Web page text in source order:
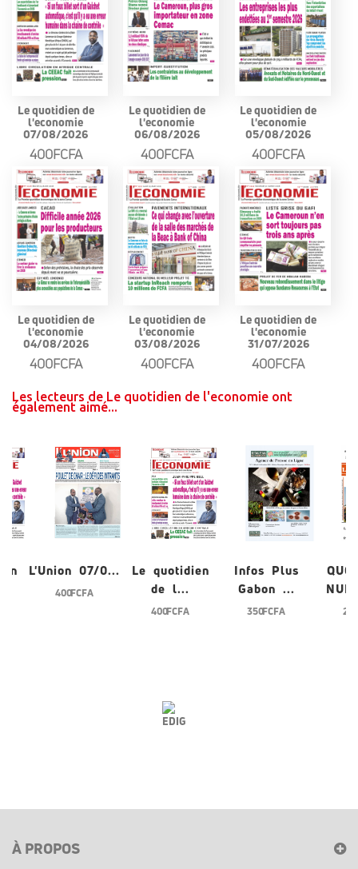
Le quotidien de
l'economie
07/08/2026
400FCFA
Le quotidien de
l'economie
06/08/2026
400FCFA
Le quotidien de
l'economie
05/08/2026
400FCFA
Le quotidien de
l'economie
04/08/2026
400FCFA
Le quotidien de
l'economie
03/08/2026
400FCFA
Le quotidien de
l'economie
31/07/2026
400FCFA
Les lecteurs de Le quotidien de l'economie ont
également aimé...
L'Union 07/0...
400 FCFA
Le quotidien
de l...
400 FCFA
Infos Plus
Gabon ...
350 FCFA
À PROPOS